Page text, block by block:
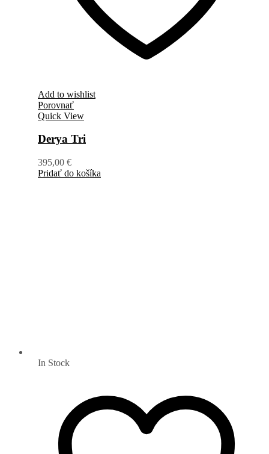
Add to wishlist
Porovnať
Quick View
Derya Tri
395,00 €
Pridať do košíka
In Stock